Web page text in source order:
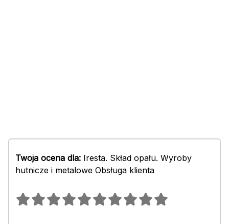
Twoja ocena dla: Iresta. Skład opału. Wyroby
hutnicze i metalowe Obsługa klienta